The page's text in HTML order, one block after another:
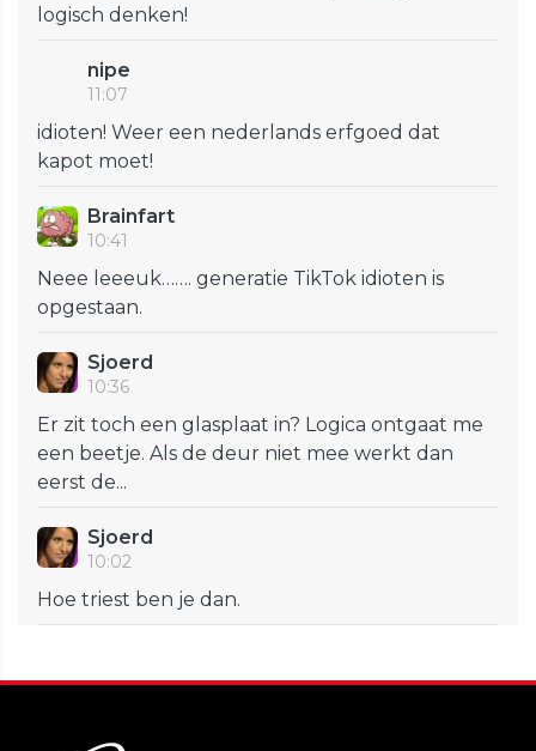
logisch denken!
nipe
11:07
idioten! Weer een nederlands erfgoed dat
kapot moet!
Brainfart
10:41
Neee leeeuk……. generatie TikTok idioten is
opgestaan.
Sjoerd
10:36
Er zit toch een glasplaat in? Logica ontgaat me
een beetje. Als de deur niet mee werkt dan
eerst de...
Sjoerd
10:02
Hoe triest ben je dan.